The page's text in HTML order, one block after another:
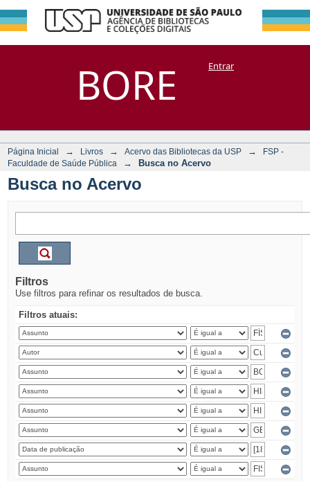
BORE
Busca no Acervo
DSpace/Manakin + CoriscoEntrar
Página Inicial → Livros → Acervo das Bibliotecas da USP →
FSP -
Faculdade de Saúde Pública
→ Busca no Acervo
Busca no Acervo
Filtros
Use filtros para refinar os resultados de busca.
Filtros atuais: